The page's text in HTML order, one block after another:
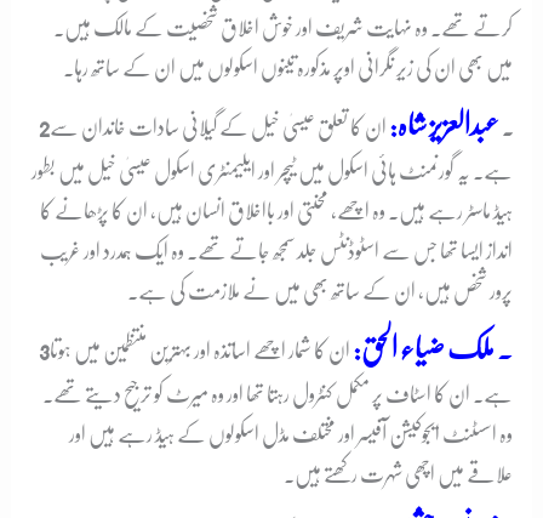
کرتے تھے۔ وہ نہایت شریف اور خوش اخلاق شخصیت کے مالک ہیں۔
میں بھی ان کی زیرِ نگرانی اوپر مذکورہ تینوں اسکولوں میں ان کے ساتھ رہا۔
2۔ عبدالعزیز شاہ: ان کا تعلق عیسیٰ خیل کے گیلانی سادات خاندان سے
ہے۔ یہ گورنمنٹ ہائی اسکول میں ٹیچر اور ایلیمنٹری اسکول عیسیٰ خیل میں بطور
ہیڈ ماسٹر رہے ہیں۔ وہ اچھے، محنتی اور بااخلاق انسان ہیں، ان کا پڑھانے کا
انداز ایسا تھا جس سے اسٹوڈنٹس جلد سمجھ جاتے تھے۔ وہ ایک ہمدرد اور غریب
پرور شخص ہیں، ان کے ساتھ بھی میں نے ملازمت کی ہے۔
3 ۔ ملک ضیاء الحق: ان کا شمار اچھے اساتذہ اور بہترین منتظمین میں ہوتا
ہے۔ ان کا اسٹاف پر مکمل کنٹرول رہتا تھا اور وہ میرٹ کو ترجیح دیتے تھے۔
وہ اسسٹنٹ ایجوکیشن آفیسر اور مختلف مڈل اسکولوں کے ہیڈ رہے ہیں اور
علاقے میں اچھی شہرت رکھتے ہیں۔